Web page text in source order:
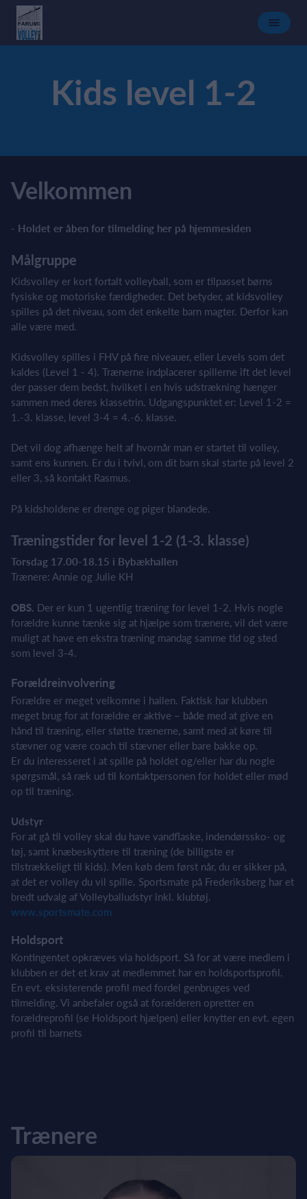
Kids level 1-2
Velkommen
- Holdet er åben for tilmelding her på hjemmesiden
Målgruppe
Kidsvolley er kort fortalt volleyball, som er tilpasset børns
fysiske og motoriske færdigheder. Det betyder, at kidsvolley
spilles på det niveau, som det enkelte barn magter. Derfor kan
alle være med.
Kidsvolley spilles i FHV på fire niveauer, eller Levels som det
kaldes (Level 1 - 4). Trænerne indplacerer spillerne ift det level
der passer dem bedst, hvilket i en hvis udstrækning hænger
sammen med deres klassetrin. Udgangspunktet er: Level 1-2 =
1.-3. klasse, level 3-4 = 4.-6. klasse.
Det vil dog afhænge helt af hvornår man er startet til volley,
samt ens kunnen. Er du i tvivl, om dit barn skal starte på level 2
eller 3, så kontakt Rasmus.
På kidsholdene er drenge og piger blandede.
Træningstider for level 1-2 (1-3. klasse)
Torsdag 17.00-18.15 i Bybækhallen
Trænere: Annie og Julie KH
OBS. Der er kun 1 ugentlig træning for level 1-2. Hvis nogle
forældre kunne tænke sig at hjælpe som trænere, vil det være
muligt at have en ekstra træning mandag samme tid og sted
som level 3-4.
Forældreinvolvering
Forældre er meget velkomne i hallen. Faktisk har klubben
meget brug for at forældre er aktive – både med at give en
hånd til træning, eller støtte trænerne, samt med at køre til
stævner og være coach til stævner eller bare bakke op.
Er du interesseret i at spille på holdet og/eller har du nogle
spørgsmål, så ræk ud til kontaktpersonen for holdet eller mød
op til træning.
Udstyr
For at gå til volley skal du have vandflaske, indendørssko- og
tøj, samt knæbeskyttere til træning (de billigste er
tilstrækkeligt til kids). Men køb dem først når, du er sikker på,
at det er volley du vil spille. Sportsmate på Frederiksberg har et
bredt udvalg af Volleyballudstyr inkl. klubtøj.
www.sportsmate.com
Holdsport
Kontingentet opkræves via holdsport. Så for at være medlem i
klubben er det et krav at medlemmet har en holdsportsprofil.
En evt. eksisterende profil med fordel genbruges ved
tilmelding. Vi anbefaler også at forælderen opretter en
forældreprofil (se Holdsport hjælpen) eller knytter en evt. egen
profil til barnets
Trænere